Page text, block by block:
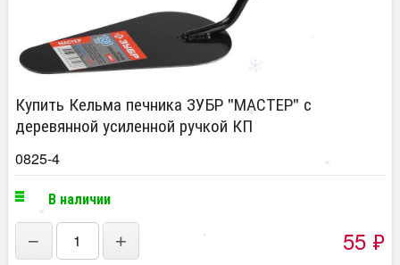
Купить Кельма печника ЗУБР "МАСТЕР" с
деревянной усиленной ручкой КП
0825-4
В наличии
− + 55 ₽